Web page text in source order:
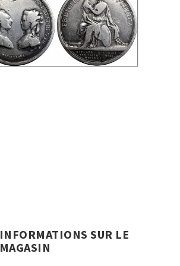
INFORMATIONS SUR LE
MAGASIN